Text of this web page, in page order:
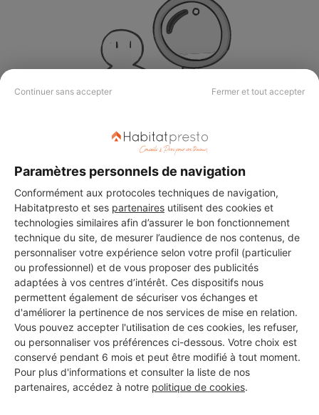
Continuer sans accepter Fermer et tout accepter
Paramètres personnels de navigation
Conformément aux protocoles techniques de navigation,
Habitatpresto et ses partenaires utilisent des cookies et
technologies similaires afin d’assurer le bon fonctionnement
technique du site, de mesurer l’audience de nos contenus, de
personnaliser votre expérience selon votre profil (particulier
ou professionnel) et de vous proposer des publicités
adaptées à vos centres d’intérêt. Ces dispositifs nous
permettent également de sécuriser vos échanges et
d'améliorer la pertinence de nos services de mise en relation.
Vous pouvez accepter l'utilisation de ces cookies, les refuser,
ou personnaliser vos préférences ci-dessous. Votre choix est
conservé pendant 6 mois et peut être modifié à tout moment.
Pour plus d'informations et consulter la liste de nos
partenaires, accédez à notre politique de cookies.
géographique.
PROFESSIONNEL, VOUS
SOUHAITEZ NOUS
REJOINDRE ?
M'inscrire gratuitement